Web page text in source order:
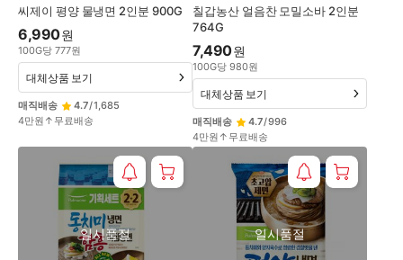
씨제이 평양 물냉면 2인분 900G
6,990원
100G당 777원
매직배송 4.7/1,685
4만원↑무료배송
대체상품 보기
칠갑농산 얼음찬 모밀소바 2인분
764G
7,490원
100G당 980원
매직배송 4.7/996
4만원↑무료배송
대체상품 보기
일시품절 일시품절